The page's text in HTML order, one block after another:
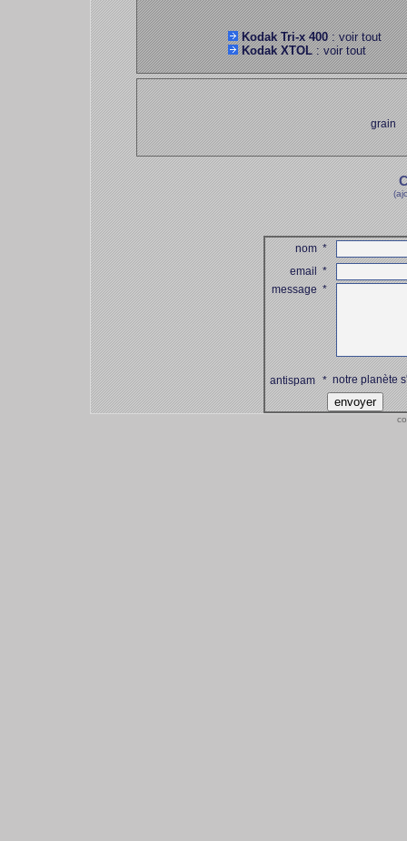
Kodak Tri-x 400: voir tout
Kodak XTOL: voir tout
grain
nom*
email*
message*
antispam *notre planète